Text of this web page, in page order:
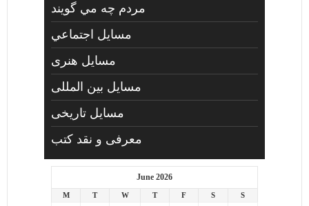
مردم چه مي گويند
مسايل اجتماعي
مسايل هنری
مسایل بین المللی
مسایل تاریخی
معرفی و نقد کتب
June 2026
M T W T F S
S